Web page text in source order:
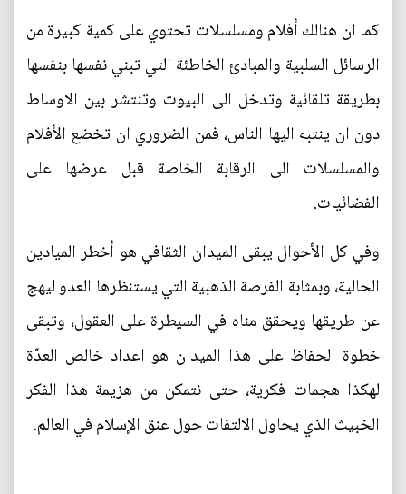
كما ان هنالك أفلام ومسلسلات تحتوي على كمية كبيرة من
الرسائل السلبية والمبادئ الخاطئة التي تبني نفسها بنفسها
بطريقة تلقائية وتدخل الى البيوت وتنتشر بين الاوساط
دون ان ينتبه اليها الناس، فمن الضروري ان تخضع الأفلام
والمسلسلات الى الرقابة الخاصة قبل عرضها على
الفضائيات.
وفي كل الأحوال يبقى الميدان الثقافي هو أخطر الميادين
الحالية، وبمثابة الفرصة الذهبية التي يستنظرها العدو ليهج
عن طريقها ويحقق مناه في السيطرة على العقول، وتبقى
خطوة الحفاظ على هذا الميدان هو اعداد خالص العدّة
لهكذا هجمات فكرية، حتى نتمكن من هزيمة هذا الفكر
الخبيث الذي يحاول الالتفات حول عنق الإسلام في العالم.